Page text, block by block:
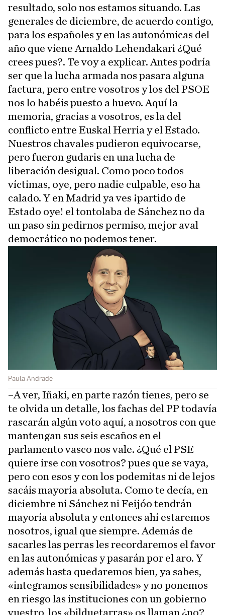
resultado, solo nos estamos situando. Las
generales de diciembre, de acuerdo contigo,
para los españoles y en las autonómicas del
año que viene Arnaldo Lehendakari ¿Qué
crees pues?. Te voy a explicar. Antes podría
ser que la lucha armada nos pasara alguna
factura, pero entre vosotros y los del PSOE
nos lo habéis puesto a huevo. Aquí la
memoria, gracias a vosotros, es la del
conflicto entre Euskal Herria y el Estado.
Nuestros chavales pudieron equivocarse,
pero fueron gudaris en una lucha de
liberación desigual. Como poco todos
víctimas, oye, pero nadie culpable, eso ha
calado. Y en Madrid ya ves ¡partido de
Estado oye! el tontolaba de Sánchez no da
un paso sin pedirnos permiso, mejor aval
democrático no podemos tener.
Paula Andrade
–A ver, Iñaki, en parte razón tienes, pero se
te olvida un detalle, los fachas del PP todavía
rascarán algún voto aquí, a nosotros con que
mantengan sus seis escaños en el
parlamento vasco nos vale. ¿Qué el PSE
quiere irse con vosotros? pues que se vaya,
pero con esos y con los podemitas ni de lejos
sacáis mayoría absoluta. Como te decía, en
diciembre ni Sánchez ni Feijóo tendrán
mayoría absoluta y entonces ahí estaremos
nosotros, igual que siempre. Además de
sacarles las perras les recordaremos el favor
en las autonómicas y pasarán por el aro. Y
además hasta quedaremos bien, ya sabes,
«integramos sensibilidades» y no ponemos
en riesgo las instituciones con un gobierno
vuestro, los «bilduetarras» os llaman ¿no?